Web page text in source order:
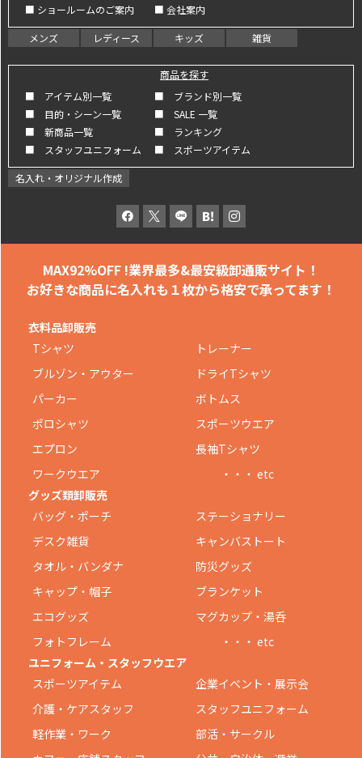
■ ショールームのご案内
■ 会社案内
メンズ レディース キッズ 雑貨
商品を探す
■ アイテム別一覧
■ ブランド別一覧
■ 目的・シーン一覧
■ SALE 一覧
■ 新商品一覧
■ ランキング
■ スタッフユニフォーム
■ スポーツアイテム
名入れ・オリジナル作成
MAX92%OFF !業界最多&最安級卸通販サイト！
お好きな商品に名入れも １枚から格安で承ってます！
衣料品卸販売
Tシャツ
トレーナー
ブルゾン・アウター
ドライTシャツ
パーカー
ボトムス
ポロシャツ
スポーツウエア
エプロン
長袖Tシャツ
ワークウエア
・・・ etc
グッズ類卸販売
バッグ・ポーチ
ステーショナリー
デスク雑貨
キャンバストート
タオル・バンダナ
防災グッズ
キャップ・帽子
ブランケット
エコグッズ
マグカップ・湯呑
フォトフレーム
・・・ etc
ユニフォーム・スタッフウエア
スポーツアイテム
企業イベント・展示会
介護・ケアスタッフ
スタッフユニフォーム
軽作業・ワーク
部活・サークル